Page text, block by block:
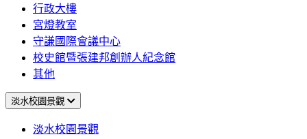
行政大樓
宮燈教室
守謙國際會議中心
校史館暨張建邦創辦人紀念館
其他
淡水校園景觀
淡水校園景觀